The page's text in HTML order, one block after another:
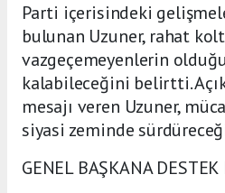
Parti içerisindeki
bulunan Uzuner, rahat
vazgeçemeyenlerin
kalabileceğini belirtti.
mesajı veren Uzuner,
siyasi zeminde
GENEL BAŞKANA DESTEK